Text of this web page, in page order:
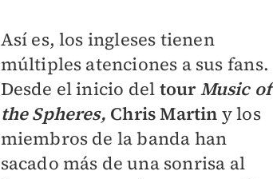
Así es, los ingleses tienen
múltiples atenciones a sus fans.
Desde el inicio del tourMusic of
the Spheres, Chris Martin y los
miembros de la banda han
sacado más de una sonrisa al